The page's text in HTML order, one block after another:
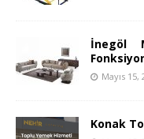
İnegöl
Mayıs 15,
Konak